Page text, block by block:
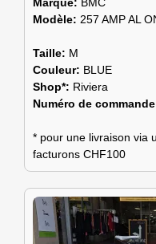
Marque: BMC
Modèle: 257 AMP AL
Taille: M
Couleur: BLUE
Shop*: Riviera
Numéro de
* pour une livraison via
facturons CHF100